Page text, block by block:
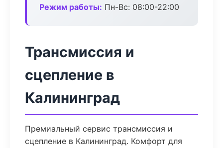
Режим работы: Пн-Вс: 08:00-22:00
Трансмиссия и
сцепление в
Калининград
Премиальный сервис трансмиссия и
сцепление в Калининград. Комфорт для